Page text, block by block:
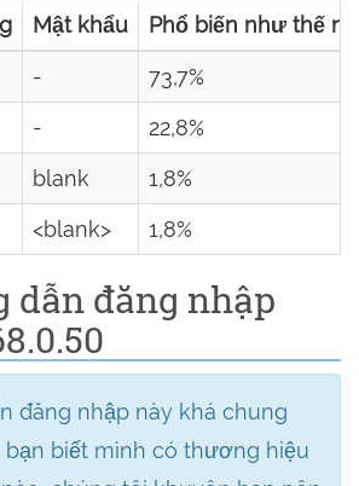
Mật khẩu Phổ biến như thế
-
73,7%
-
22,8%
blank
1,8%
<blank> 1,8%
dẫn đăng nhập
đăng nhập này khá chung
bạn biết mình có thương hiệu